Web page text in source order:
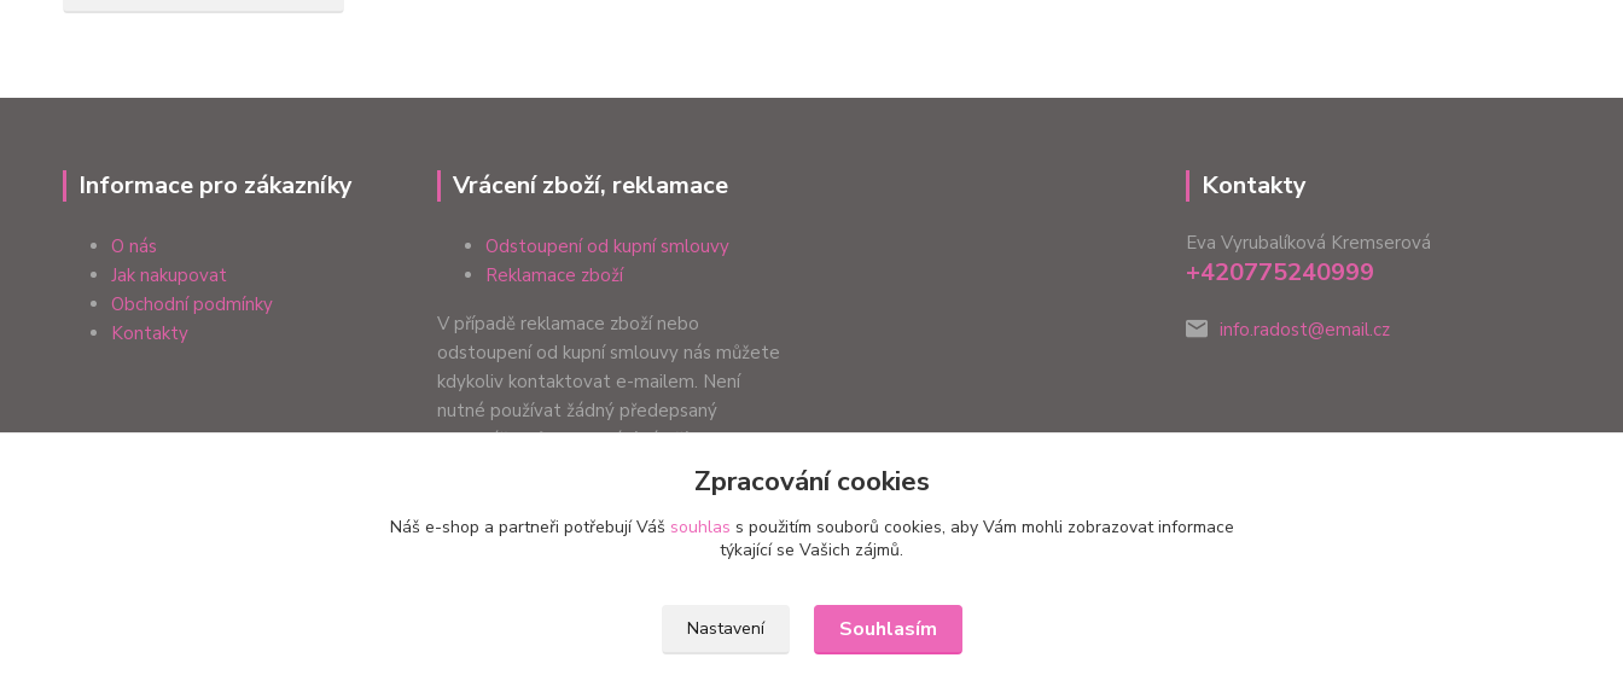
Informace pro zákazníky
O nás
Jak nakupovat
Obchodní podmínky
Kontakty
Vrácení zboží, reklamace
Odstoupení od kupní smlouvy
Reklamace zboží
V případě reklamace zboží nebo
odstoupení od kupní smlouvy nás můžete
kdykoliv kontaktovat e-mailem. Není
nutné používat žádný předepsaný
formulář. Způsob podání záleží pouze na
Kontakty
Eva Vyrubalíková Kremserová
+420775240999
info.radost@email.cz
Upravit sběr cookies.
Zpracování cookies
Náš e-shop a partneři potřebují Váš souhlas s použitím souborů cookies, aby Vám mohli zobrazovat informace
týkající se Vašich zájmů.
Nastavení Souhlasím